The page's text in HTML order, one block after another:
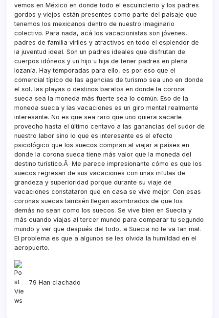
vemos en México en donde todo el escuinclerio y los padres
gordos y viejos están presentes como parte del paisaje que
tenemos los mexicanos dentro de nuestro imaginario
colectivo. Para nada, acá los vacacionistas son jóvenes,
padres de familia viriles y atractivos en todo el esplendor de
la juventud ideal. Son un padres ideales que disfrutan de
cuerpos idóneos y un hijo u hija de tener padres en plena
lozaní­a. Hay temporadas para ello, es por eso que el
comercial tí­pico de las agencias de turismo sea uno en donde
el sol, las playas o destinos baratos en donde la corona
sueca sea la moneda más fuerte sea lo común. Eso de la
moneda sueca y las vacaciones es un giro mental realmente
interesante. No es que sea raro que uno quiera sacarle
provecho hasta el último centavo a las ganancias del sudor de
nuestro labor sino lo que es interesante es el efecto
psicológico que los suecos compran al viajar a paí­ses en
donde la corona sueca tiene más valor que la moneda del
destino turí­stico.Â Me parece impresionante cómo es que los
suecos regresan de sus vacaciones con unas infulas de
grandeza y superioridad porque durante su viaje de
vacaciones constataron que en casa se vive mejor. Con esas
coronas suecas también llegan asombrados de que los
demás no sean como los suecos. Se vive bien en Suecia y
más cuando viajas al tercer mundo para comparar tu segundo
mundo y ver que después del todo, a Suecia no le va tan mal.
El problema es que a algunos se les olvida la humildad en el
aeropuerto.
79 Han clachado